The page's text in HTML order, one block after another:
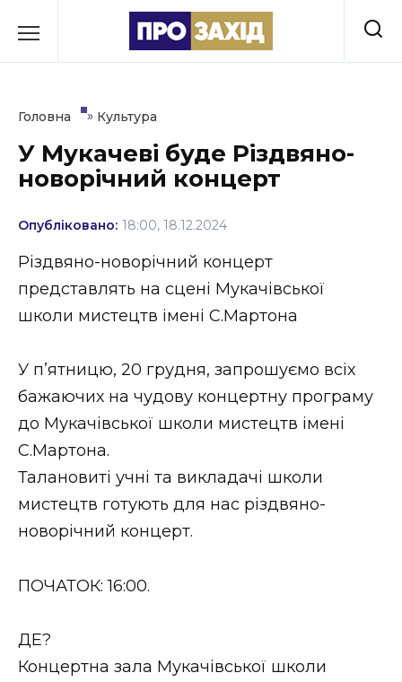
до
Культура
Освіта
Події
Політика
Спорт
Стиль життя
Втрачений Ужгород
Втрачений Ужгород (відеоверсія)
ЗАКАРПАТСЬКІ НОВИНИ
НОВИНИ ЗАХІДНОЇ УКРАЇНИ
Головна » Культура
У Мукачеві буде Різдвяно-
новорічний концерт
Опубліковано: 18:00, 18.12.2024
Різдвяно-новорічний концерт
представлять на сцені Мукачівської
школи мистецтв імені С.Мартона
У пʼятницю, 20 грудня, запрошуємо всіх
бажаючих на чудову концертну програму
до Мукачівської школи мистецтв імені
С.Мартона.
Талановиті учні та викладачі школи
мистецтв готують для нас різдвяно-
новорічний концерт.
ПОЧАТОК: 16:00.
ДЕ?
Концертна зала Мукачівської школи